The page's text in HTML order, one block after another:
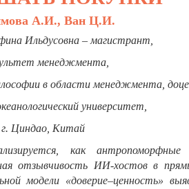
А.И., Ван Ц.И.
Ильдусовна – магистрант,
менеджмента,
в области менеджмента,
университет,
г. Циндао, Китай
как антропоморфные
отзывчивость ИИ-хостов в
модели «доверие–ценность»